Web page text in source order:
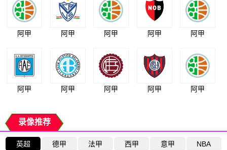
阿甲 阿甲 阿甲 阿甲 阿甲
阿甲 阿甲 阿甲 阿甲 阿甲
录像推荐
英超 德甲 法甲 西甲 意甲 NBA